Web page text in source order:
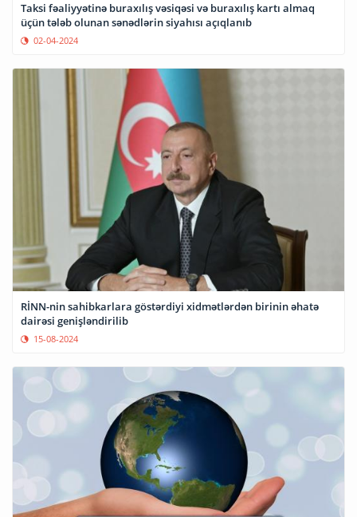
Taksi fəaliyyətinə buraxılış vəsiqəsi və buraxılış kartı almaq
üçün tələb olunan sənədlərin siyahısı açıqlanıb
02-04-2024
RİNN-nin sahibkarlara göstərdiyi xidmətlərdən birinin əhatə
dairəsi genişləndirilib
15-08-2024